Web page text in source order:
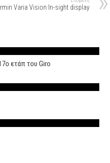
Varia Vision In-sight display
ετάπ του Giro